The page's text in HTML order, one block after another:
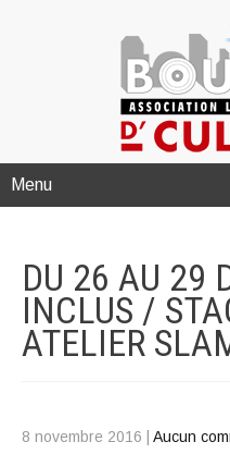
Menu
DU 26 AU 29
INCLUS /
ATELIER
8 novembre 2016 Aucun